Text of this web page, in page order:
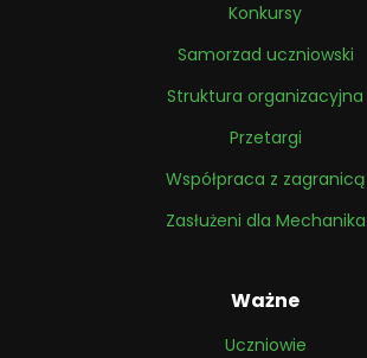
Konkursy
Samorzad uczniowski
Struktura organizacyjna
Przetargi
Współpraca z zagranicą
Zasłużeni dla Mechanika
Ważne
Uczniowie